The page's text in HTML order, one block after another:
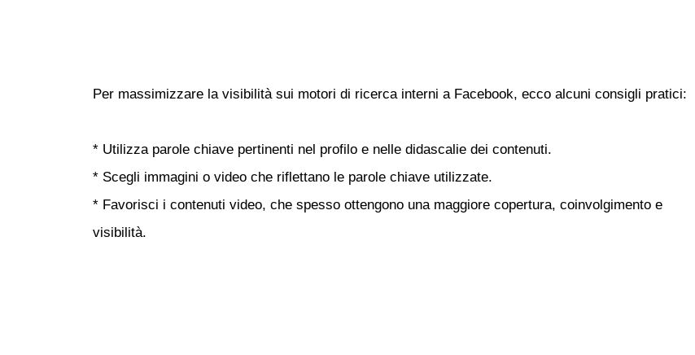
Per massimizzare la visibilità sui motori di ricerca interni a Facebook, ecco alcuni consigli pratici:
* Utilizza parole chiave pertinenti nel profilo e nelle didascalie dei contenuti.
* Scegli immagini o video che riflettano le parole chiave utilizzate.
* Favorisci i contenuti video, che spesso ottengono una maggiore copertura, coinvolgimento e
visibilità.